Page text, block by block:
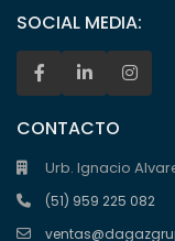
SOCIAL MEDIA:
CONTACTO
Urb. Ignacio
(51) 959 225 082